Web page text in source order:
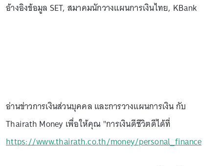
อ้างอิงข้อมูล SET, สมาคมนักวางแผนการเงินไทย, KBank
อ่านข่าวการเงินส่วนบุคคล และการวางแผนการเงิน กับ
Thairath Money เพื่อให้คุณ "การเงินดีชีวิตดีได้ที่
https://www.thairath.co.th/money/personal_finance